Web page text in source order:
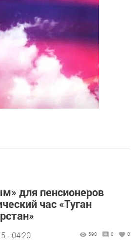
для пенсионеров
час «Туган
- 04:20 590 0 0